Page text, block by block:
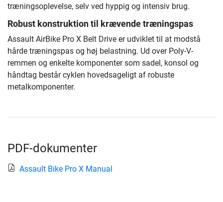
træningsoplevelse, selv ved hyppig og intensiv brug.
Robust konstruktion til krævende træningspas
Assault AirBike Pro X Belt Drive er udviklet til at modstå
hårde træningspas og høj belastning. Ud over Poly-V-
remmen og enkelte komponenter som sadel, konsol og
håndtag består cyklen hovedsageligt af robuste
metalkomponenter.
PDF-dokumenter
Assault Bike Pro X Manual